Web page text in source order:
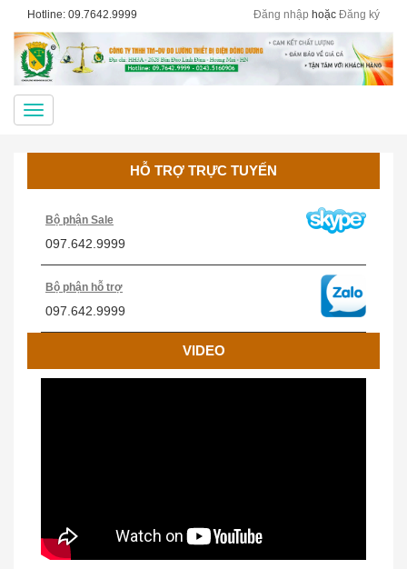
Hotline: 09.7642.9999 Đăng nhập hoặc Đăng ký
Menu
HỖ TRỢ TRỰC TUYẾN
Bộ phận Sale
097.642.9999
Bộ phận hỗ trợ
097.642.9999
VIDEO